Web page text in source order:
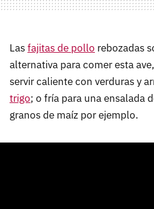
Lasfajitas de pollo rebozadas
alternativa para comer esta
servir caliente con verduras y
trigo; o fría para una ensalada
granos de maíz por ejemplo.